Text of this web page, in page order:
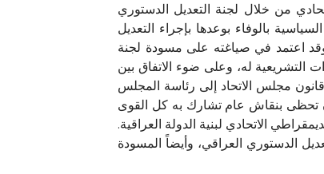
من خلال لجنة التعديل الدستوري
لم يؤخذ بها حيث تنصلت القوى السياسية بالوفاء بوعدها بإجراء التعديل
اعتمد في صياغته على مسودة لجنة
22 أيلول 2014، وأيضا لم يتم استكمال الإجراءات التشريعية له، وعلى ضوء الاتفاق بين
بموجبه الوزارة الحالية، أرسلت اللجنة القانونية للمجلس بتاريخ 21 أيار 2023 مشروع قانون مجلس الاتحاد إلى رئاسة المجلس
تحظى بنقاش عام تشارك به كل القوى
الاتحادي لبنية الدولة العراقية.
الدستوري العراقي، وأيضاً المسودة